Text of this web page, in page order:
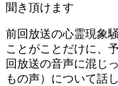
聞き頂けます
前回放送の心霊現象
ことがことだけに、
回放送の音声に混じ
もの声）について話